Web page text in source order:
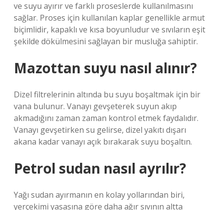
ve suyu ayırır ve farklı proseslerde kullanılmasını
sağlar. Proses için kullanılan kaplar genellikle armut
biçimlidir, kapaklı ve kısa boyunludur ve sıvıların eşit
şekilde dökülmesini sağlayan bir musluğa sahiptir.
Mazottan suyu nasıl alınır?
Dizel filtrelerinin altında bu suyu boşaltmak için bir
vana bulunur. Vanayı gevşeterek suyun akıp
akmadığını zaman zaman kontrol etmek faydalıdır.
Vanayı gevşetirken su gelirse, dizel yakıtı dışarı
akana kadar vanayı açık bırakarak suyu boşaltın.
Petrol sudan nasıl ayrılır?
Yağı sudan ayırmanın en kolay yollarından biri,
yerçekimi yasasına göre daha ağır sıvının altta